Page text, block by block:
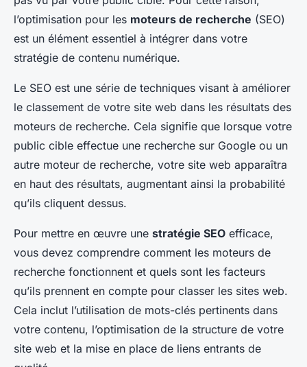
l’optimisation pour les moteurs de recherche (SEO)
est un élément essentiel à intégrer dans votre
stratégie de contenu numérique.
Le SEO est une série de techniques visant à améliorer
le classement de votre site web dans les résultats des
moteurs de recherche. Cela signifie que lorsque votre
public cible effectue une recherche sur Google ou un
autre moteur de recherche, votre site web apparaîtra
en haut des résultats, augmentant ainsi la probabilité
qu’ils cliquent dessus.
Pour mettre en œuvre une stratégie SEO efficace,
vous devez comprendre comment les moteurs de
recherche fonctionnent et quels sont les facteurs
qu’ils prennent en compte pour classer les sites web.
Cela inclut l’utilisation de mots-clés pertinents dans
votre contenu, l’optimisation de la structure de votre
site web et la mise en place de liens entrants de